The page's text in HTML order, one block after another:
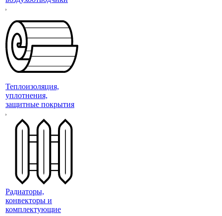
Теплоизоляция,
уплотнения,
защитные покрытия
Радиаторы,
конвекторы и
комплектующие